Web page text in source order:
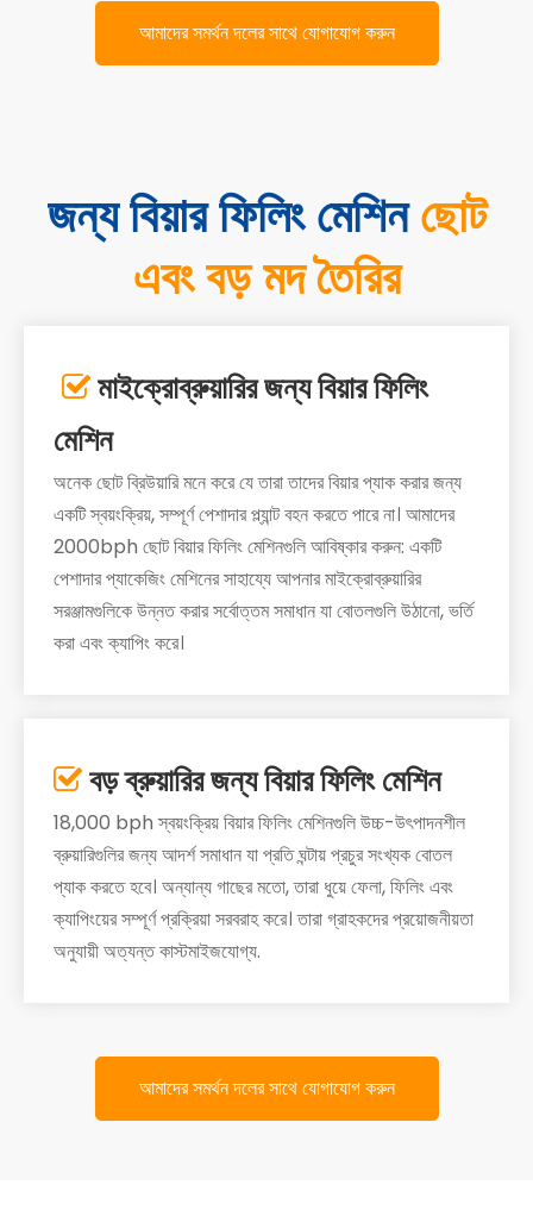
আমাদের সমর্থন দলের সাথে যোগাযোগ করুন
জন্য বিয়ার ফিলিং মেশিনছোট
এবং বড় মদ তৈরির
 মাইক্রোব্রুয়ারির জন্য বিয়ার ফিলিং
মেশিন
অনেক ছোট ব্রিউয়ারি মনে করে যে তারা তাদের বিয়ার প্যাক করার জন্য
একটি স্বয়ংক্রিয়, সম্পূর্ণ পেশাদার প্ল্যান্ট বহন করতে পারে না। আমাদের
2000bph ছোট বিয়ার ফিলিং মেশিনগুলি আবিষ্কার করুন: একটি
পেশাদার প্যাকেজিং মেশিনের সাহায্যে আপনার মাইক্রোব্রুয়ারির
সরঞ্জামগুলিকে উন্নত করার সর্বোত্তম সমাধান যা বোতলগুলি উঠানো, ভর্তি
করা এবং ক্যাপিং করে।
 বড় ব্রুয়ারির জন্য বিয়ার ফিলিং মেশিন
18,000 bph স্বয়ংক্রিয় বিয়ার ফিলিং মেশিনগুলি উচ্চ-উৎপাদনশীল
ব্রুয়ারিগুলির জন্য আদর্শ সমাধান যা প্রতি ঘন্টায় প্রচুর সংখ্যক বোতল
প্যাক করতে হবে। অন্যান্য গাছের মতো, তারা ধুয়ে ফেলা, ফিলিং এবং
ক্যাপিংয়ের সম্পূর্ণ প্রক্রিয়া সরবরাহ করে। তারা গ্রাহকদের প্রয়োজনীয়তা
অনুযায়ী অত্যন্ত কাস্টমাইজযোগ্য.
আমাদের সমর্থন দলের সাথে যোগাযোগ করুন